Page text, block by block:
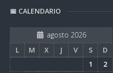
📅 CALENDARIO
agosto 2026
L
M X J V S
D
1
2